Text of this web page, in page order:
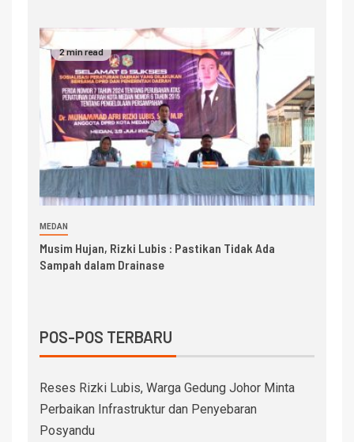
2 min read
MEDAN
Musim Hujan, Rizki Lubis : Pastikan Tidak Ada
Sampah dalam Drainase
POS-POS TERBARU
Reses Rizki Lubis, Warga Gedung Johor Minta
Perbaikan Infrastruktur dan Penyebaran
Posyandu